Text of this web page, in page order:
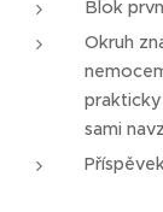
Blok
Okruh
prakticky
sami